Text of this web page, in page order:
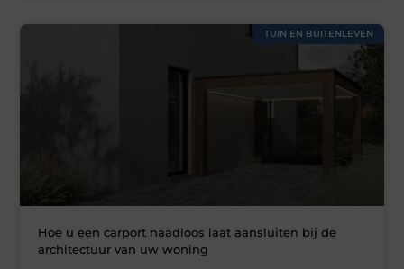
TUIN EN BUITENLEVEN
Hoe u een carport naadloos laat aansluiten bij de
architectuur van uw woning